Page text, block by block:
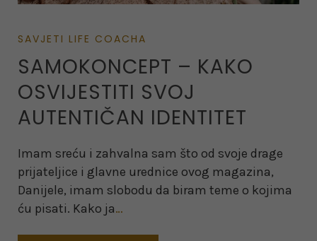
SAVJETI LIFE COACHA
SAMOKONCEPT – KAKO
OSVIJESTITI SVOJ
AUTENTIČAN IDENTITET
Imam sreću i zahvalna sam što od svoje drage
prijateljice i glavne urednice ovog magazina,
Danijele, imam slobodu da biram teme o kojima
ću pisati. Kako ja…